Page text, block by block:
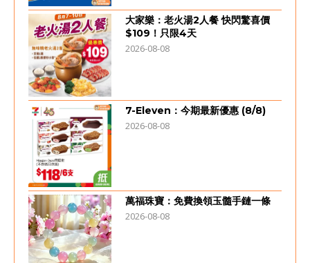
大家樂：老火湯2人餐 快閃驚喜價
$109！只限4天
2026-08-08
7-Eleven：今期最新優惠 (8/8)
2026-08-08
萬福珠寶：免費換領玉髓手鏈一條
2026-08-08